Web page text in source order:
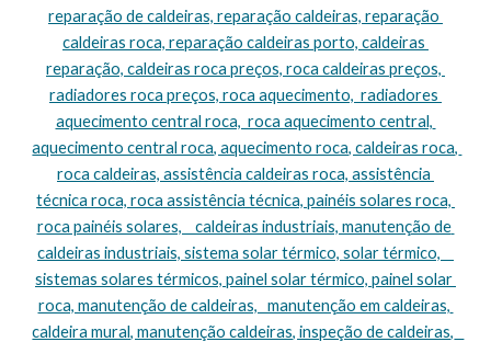
reparação de caldeiras, reparação caldeiras, reparação
caldeiras roca, reparação caldeiras porto, caldeiras
reparação, caldeiras roca preços, roca caldeiras preços,
radiadores roca preços, roca aquecimento,  radiadores
aquecimento central roca,  roca aquecimento central,
aquecimento central roca, aquecimento roca, caldeiras roca,
roca caldeiras, assistência caldeiras roca, assistência
técnica roca, roca assistência técnica, painéis solares roca,
roca painéis solares,    caldeiras industriais, manutenção de
caldeiras industriais, sistema solar térmico, solar térmico,
sistemas solares térmicos, painel solar térmico, painel solar
roca, manutenção de caldeiras,   manutenção em caldeiras,
caldeira mural, manutenção caldeiras, inspeção de caldeiras,